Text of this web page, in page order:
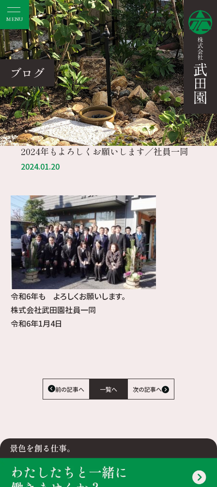
MENU
ブログ
2024年もよろしくお願いします／社員一同
2024.01.20
令和6年も よろしくお願いします。
株式会社武田園社員一同
令和6年1月4日
前の記事へ 一覧へ 次の記事へ